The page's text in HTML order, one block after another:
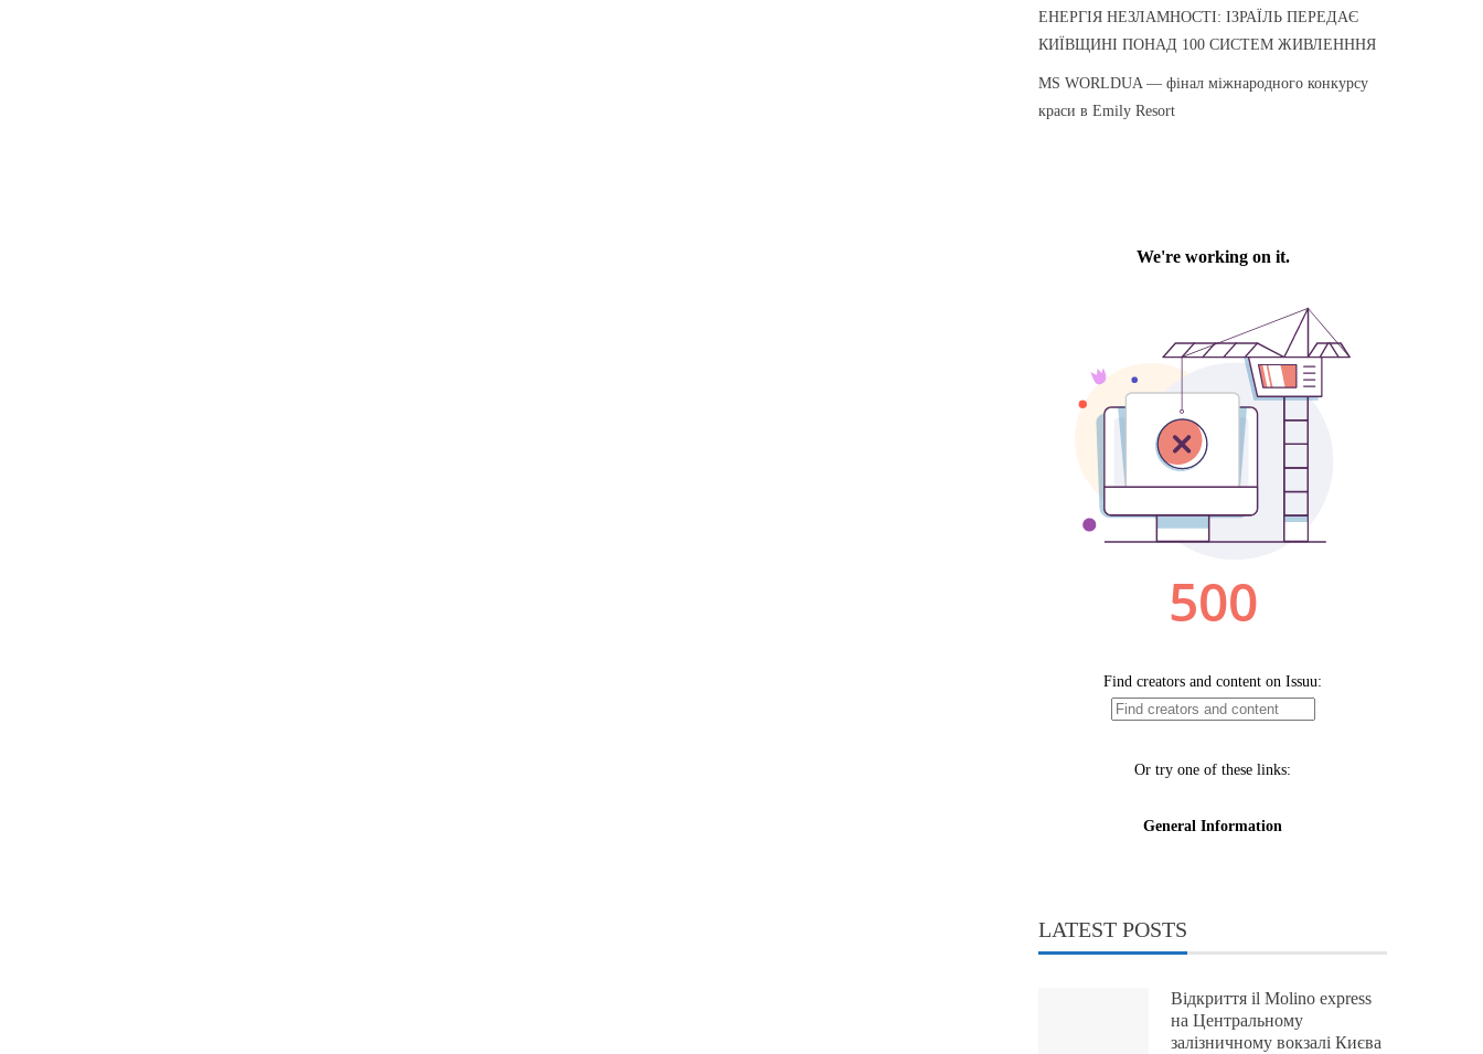
ЕНЕРГІЯ НЕЗЛАМНОСТІ: ІЗРАЇЛЬ ПЕРЕДАЄ
КИЇВЩИНІ ПОНАД 100 СИСТЕМ ЖИВЛЕНННЯ
MS WORLDUA — фінал міжнародного конкурсу
краси в Emily Resort
LATEST POSTS
Відкриття il Molino express
на Центральному
залізничному вокзалі Києва